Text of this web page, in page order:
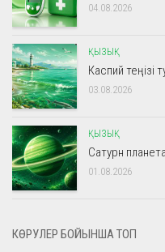
04.08.2026
ҚЫЗЫҚ
Каспий
03.08.2026
ҚЫЗЫҚ
Сатурн
01.08.2026
КӨРУЛЕР БОЙЫНША ТОП